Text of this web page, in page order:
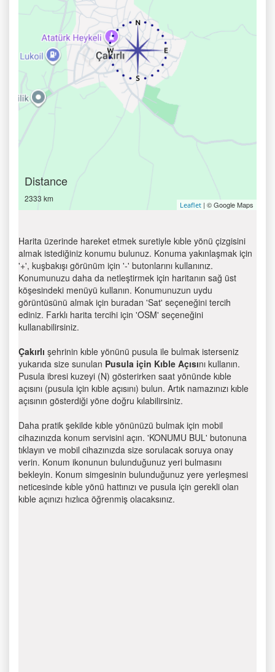
Distance
2333 km
Leaflet | © Google Maps
Harita üzerinde hareket etmek suretiyle kıble yönü çizgisini
almak istediğiniz konumu bulunuz. Konuma yakınlaşmak için
'+', kuşbakışı görünüm için '-' butonlarını kullanınız.
Konumunuzu daha da netleştirmek için haritanın sağ üst
köşesindeki menüyü kullanın. Konumunuzun uydu
görüntüsünü almak için buradan 'Sat' seçeneğini tercih
ediniz. Farklı harita tercihi için 'OSM' seçeneğini
kullanabilirsiniz.
Çakırlı şehrinin kıble yönünü pusula ile bulmak isterseniz
yukarıda size sunulan Pusula için Kıble Açısını kullanın.
Pusula ibresi kuzeyi (N) gösterirken saat yönünde kıble
açısını (pusula için kıble açısını) bulun. Artık namazınızı kıble
açısının gösterdiği yöne doğru kılabilirsiniz.
Daha pratik şekilde kıble yönünüzü bulmak için mobil
cihazınızda konum servisini açın. 'KONUMU BUL' butonuna
tıklayın ve mobil cihazınızda size sorulacak soruya onay
verin. Konum ikonunun bulunduğunuz yeri bulmasını
bekleyin. Konum simgesinin bulunduğunuz yere yerleşmesi
neticesinde kıble yönü hattınızı ve pusula için gerekli olan
kıble açınızı hızlıca öğrenmiş olacaksınız.